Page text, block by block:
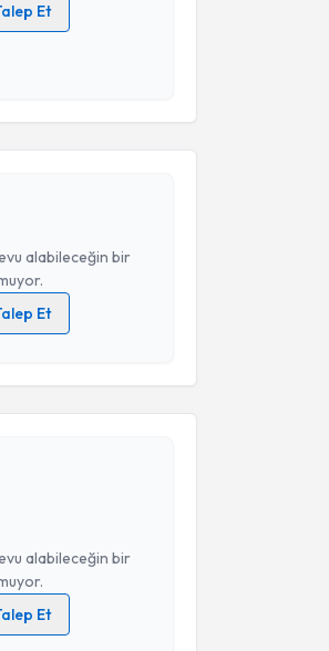
Et
Aydınlatma Metni
Gönder
alabileceğin bir
Et
Aydınlatma Metni
alabileceğin bir
Et
Aydınlatma Metni